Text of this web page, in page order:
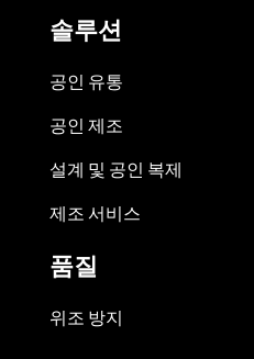
솔루션
공인 유통
공인 제조
설계 및 공인 복제
제조 서비스
품질
위조 방지